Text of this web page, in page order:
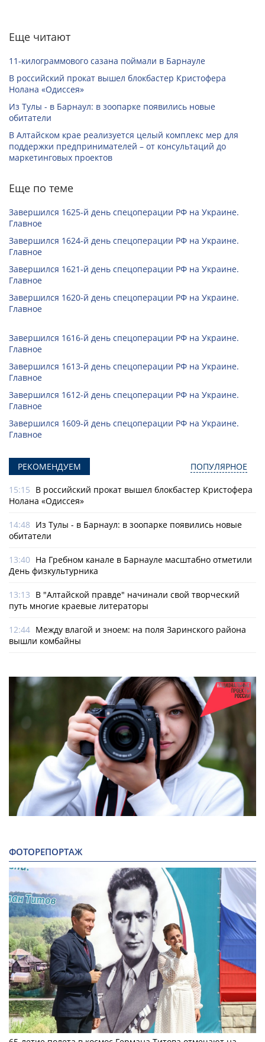
Еще читают
11-килограммового сазана поймали в Барнауле
В российский прокат вышел блокбастер Кристофера
Нолана «Одиссея»
Из Тулы - в Барнаул: в зоопарке появились новые
обитатели
В Алтайском крае реализуется целый комплекс мер для
поддержки предпринимателей – от консультаций до
маркетинговых проектов
Еще по теме
Завершился 1625-й день спецоперации РФ на Украине.
Главное
Завершился 1624-й день спецоперации РФ на Украине.
Главное
Завершился 1621-й день спецоперации РФ на Украине.
Главное
Завершился 1620-й день спецоперации РФ на Украине.
Главное
Завершился 1616-й день спецоперации РФ на Украине.
Главное
Завершился 1613-й день спецоперации РФ на Украине.
Главное
Завершился 1612-й день спецоперации РФ на Украине.
Главное
Завершился 1609-й день спецоперации РФ на Украине.
Главное
РЕКОМЕНДУЕМ ПОПУЛЯРНОЕ
15:15 В российский прокат вышел блокбастер Кристофера
Нолана «Одиссея»
14:48 Из Тулы - в Барнаул: в зоопарке появились новые
обитатели
13:40 На Гребном канале в Барнауле масштабно отметили
День физкультурника
13:13 В "Алтайской правде" начинали свой творческий
путь многие краевые литераторы
12:44 Между влагой и зноем: на поля Заринского района
вышли комбайны
ФОТОРЕПОРТАЖ